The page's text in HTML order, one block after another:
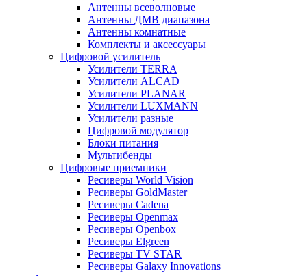
Антенны всеволновые
Антенны ДМВ диапазона
Антенны комнатные
Комплекты и аксессуары
Цифровой усилитель
Усилители TERRA
Усилители ALCAD
Усилители PLANAR
Усилители LUXMANN
Усилители разные
Цифровой модулятор
Блоки питания
Мультибенды
Цифровые приемники
Ресиверы World Vision
Ресиверы GoldMaster
Ресиверы Cadena
Ресиверы Openmax
Ресиверы Openbox
Ресиверы Elgreen
Ресиверы TV STAR
Ресиверы Galaxy Innovations